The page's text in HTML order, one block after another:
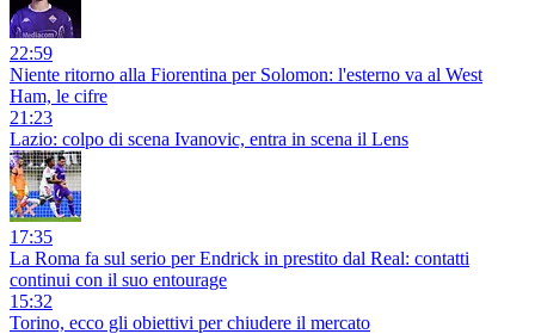
22:59
Niente ritorno alla Fiorentina per Solomon: l'esterno va al West
Ham, le cifre
21:23
Lazio: colpo di scena Ivanovic, entra in scena il Lens
17:35
La Roma fa sul serio per Endrick in prestito dal Real: contatti
continui con il suo entourage
15:32
Torino, ecco gli obiettivi per chiudere il mercato